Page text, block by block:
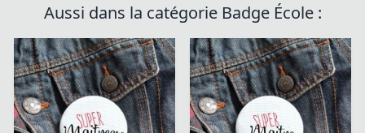
Aussi dans la catégorie Badge École :